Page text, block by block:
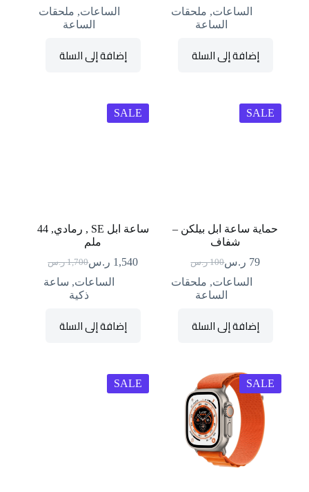
الأصلي
هو:
الحالي
هو:
الساعات, ملحقات
الساعة
إضافة إلى السلة
الأصلي
هو:
الحالي
هو:
الساعات, ملحقات
الساعة
إضافة إلى السلة
SALE
حماية ساعة ابل بيلكن –
شفاف
100 ر.سالسعر
الأصلي
هو:
79 ر.سالسعر
الحالي
هو:
الساعات, ملحقات
الساعة
إضافة إلى السلة
SALE
ساعة ابل SE , رمادي, 44
ملم
1,700 ر.س السعر
الأصلي
هو:
1,540 ر.سالسعر
الحالي
هو:
الساعات, ساعة
ذكية
إضافة إلى السلة
SALE
SALE